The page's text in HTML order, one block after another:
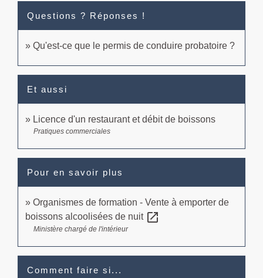
Questions ? Réponses !
Qu'est-ce que le permis de conduire probatoire ?
Et aussi
Licence d'un restaurant et débit de boissons
Pratiques commerciales
Pour en savoir plus
Organismes de formation - Vente à emporter de
boissons alcoolisées de nuit open_in_new
Ministère chargé de l'intérieur
Comment faire si...